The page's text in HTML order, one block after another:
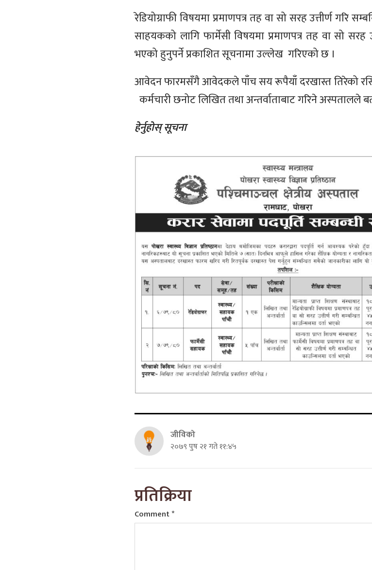
रेडियोग्राफी विषयमा प्रमाणपत्र तह वा सो सरह उत्तीर्ण गरि
साहयकको लागि फार्मेसी विषयमा प्रमाणपत्र तह वा सो सरह
भएको हुनुपर्ने प्रकाशित सूचनामा उल्लेख गरिएको छ ।
आवेदन फारमसँगै आवेदकले पाँच सय रूपैयाँ दरखास्त तिरेको
कर्मचारी छनोट लिखित तथा अन्तर्वाताबाट गरिने अस्पतालले
हेर्नुहोस् सूचना
जीविको
२०७९ पुष २१ गते ११:४५
प्रतिक्रिया
Comment*